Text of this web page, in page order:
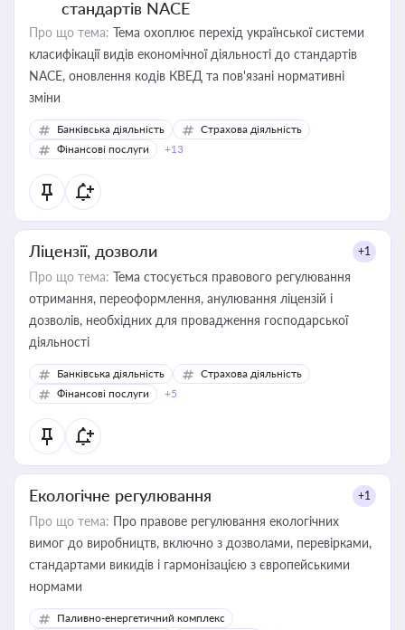
стандартів NACE
Про що тема: Тема охоплює перехід української системи
класифікації видів економічної діяльності до стандартів
NACE, оновлення кодів КВЕД та пов'язані нормативні
зміни
Банківська діяльність
Страхова діяльність
Фінансові послуги
+13
Ліцензії, дозволи +1
Про що тема: Тема стосується правового регулювання
отримання, переоформлення, анулювання ліцензій і
дозволів, необхідних для провадження господарської
діяльності
Банківська діяльність
Страхова діяльність
Фінансові послуги
+5
Екологічне регулювання +1
Про що тема: Про правове регулювання екологічних
вимог до виробництв, включно з дозволами, перевірками,
стандартами викидів і гармонізацією з європейськими
нормами
Паливно-енергетичний комплекс